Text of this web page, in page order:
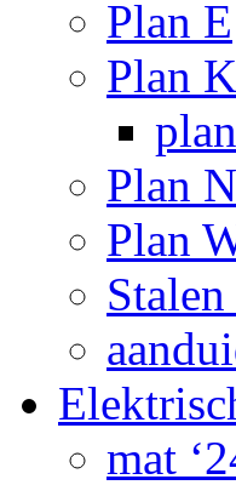
Plan E
Plan K
Plan N
Plan
mat